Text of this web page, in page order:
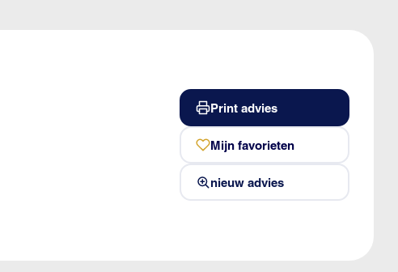
Print advies
Mijn favorieten
nieuw advies